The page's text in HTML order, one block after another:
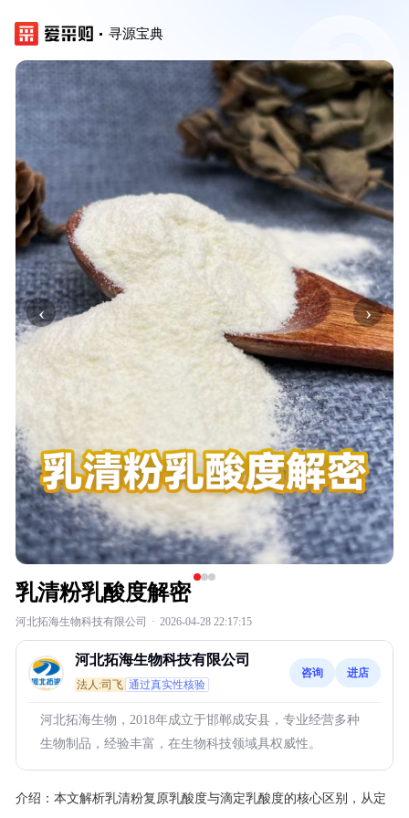
寻源宝典
‹ ›
乳清粉乳酸度解密
河北拓海生物科技有限公司 · 2026-04-28 22:17:15
河北拓海生物科技有限公司
法人:司飞 通过真实性核验
咨询 进店
河北拓海生物，2018年成立于邯郸成安县，专业经营多种
生物制品，经验丰富，在生物科技领域具权威性。
介绍： 本文解析乳清粉复原乳酸度与滴定乳酸度的核心区别，从定